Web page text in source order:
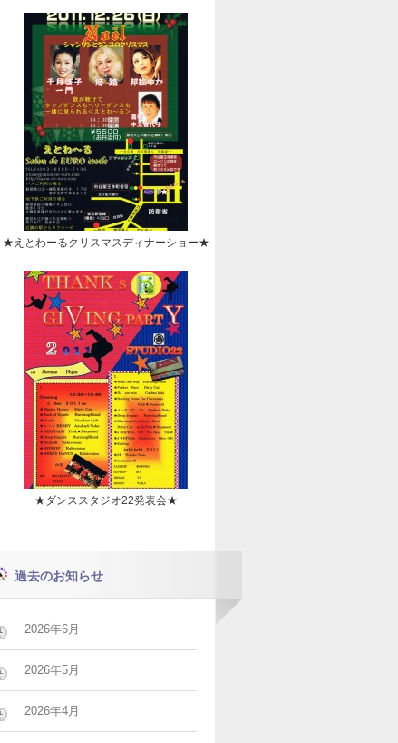
★えとわーるクリスマスディナーショー★
★ダンススタジオ22発表会★
過去のお知らせ
2026年6月
2026年5月
2026年4月